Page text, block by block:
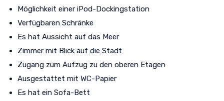
Möglichkeit einer iPod-Dockingstation
Verfügbaren Schränke
Es hat Aussicht auf das Meer
Zimmer mit Blick auf die Stadt
Zugang zum Aufzug zu den oberen Etagen
Ausgestattet mit WC-Papier
Es hat ein Sofa-Bett